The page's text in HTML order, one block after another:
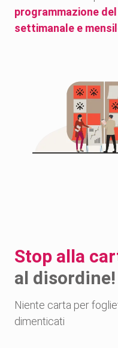
programmazione
settimanale e
Stop alla
al disordine!
Niente carta per
dimenticati